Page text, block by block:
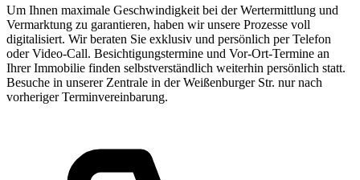
Um Ihnen maximale Geschwindigkeit bei der Wertermittlung und
Vermarktung zu garantieren, haben wir unsere Prozesse voll
digitalisiert. Wir beraten Sie exklusiv und persönlich per Telefon
oder Video-Call. Besichtigungstermine und Vor-Ort-Termine an
Ihrer Immobilie finden selbstverständlich weiterhin persönlich statt.
Besuche in unserer Zentrale in der Weißenburger Str. nur nach
vorheriger Terminvereinbarung.